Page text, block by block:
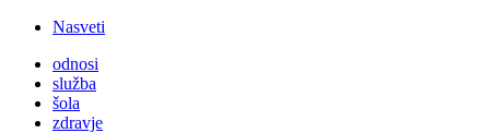
Nasveti
odnosi
služba
šola
zdravje